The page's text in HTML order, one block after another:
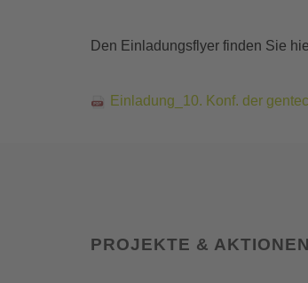
Den Einladungsflyer finden Sie
Einladung_10. Konf. der
PROJEKTE & AKTIONEN